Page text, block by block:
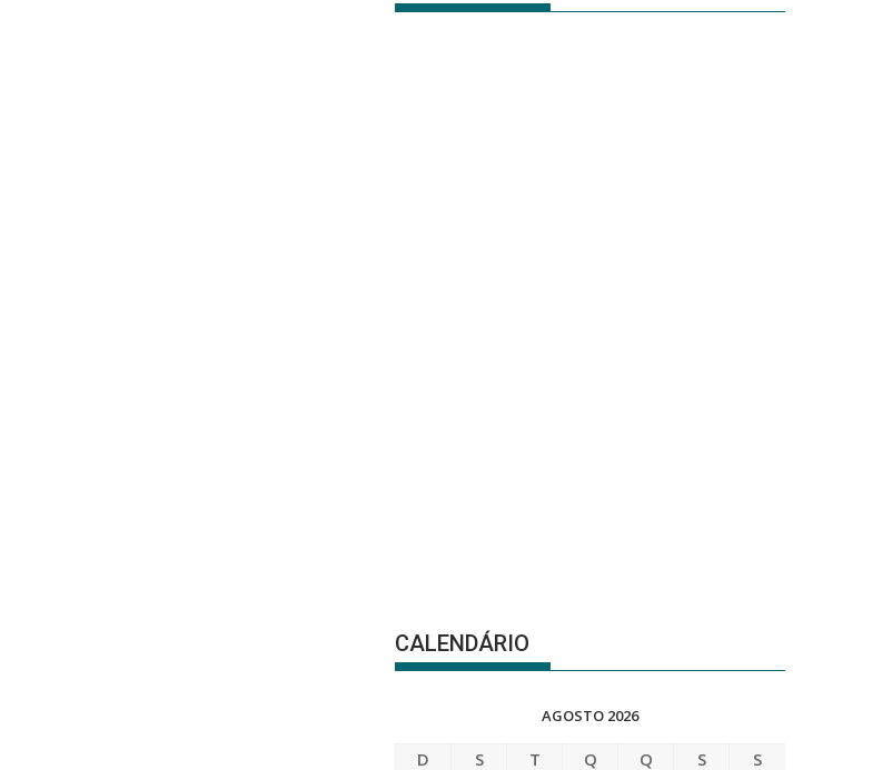
CALENDÁRIO
AGOSTO 2026
D S T Q Q S
S